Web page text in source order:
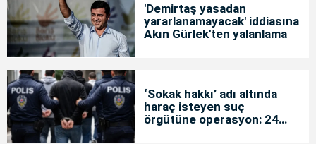
'Demirtaş yasadan
yararlanamayacak' iddiasına
Akın Gürlek'ten yalanlama
‘Sokak hakkı’ adı altında
haraç isteyen suç
örgütüne operasyon: 24